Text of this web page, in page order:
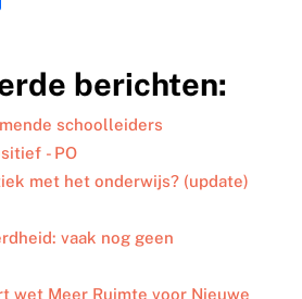
n
berichten:
schoolleiders
- PO
met het onderwijs? (update)
vaak nog geen
wet Meer Ruimte voor Nieuwe